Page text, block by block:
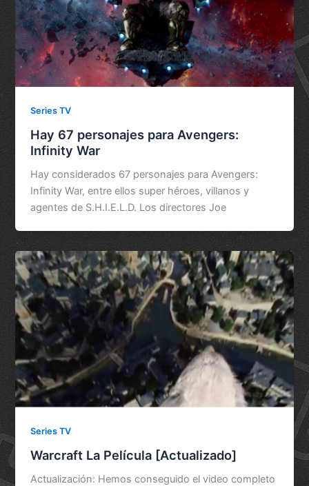
Series TV
Hay 67 personajes para Avengers:
Infinity War
Hay considerados 67 personajes para Avengers:
Infinity War, entre ellos super héroes, villanos y
agentes de S.H.I.E.L.D. Los directores Joe
Series TV
Warcraft La Película [Actualizado]
Actualización: Hemos conseguido el video completo